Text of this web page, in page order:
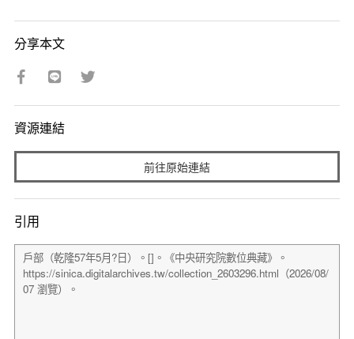
分享本文
資源連結
前往原始連結
引用